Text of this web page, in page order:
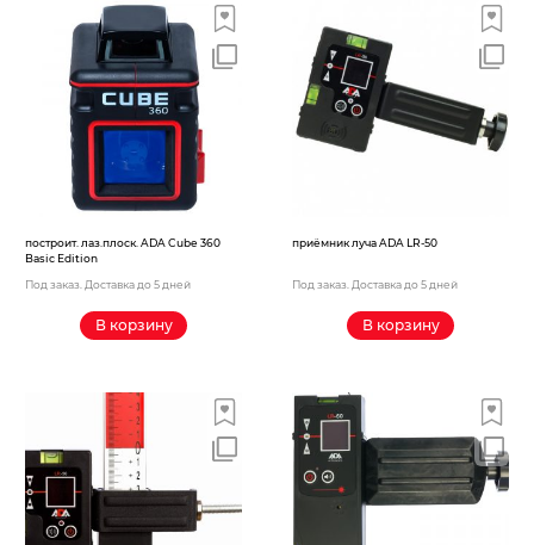
построит. лаз.плоск. ADA Cube 360
Basic Edition
Под заказ. Доставка до 5 дней
В корзину
приёмник луча ADA LR-50
Под заказ. Доставка до 5 дней
В корзину